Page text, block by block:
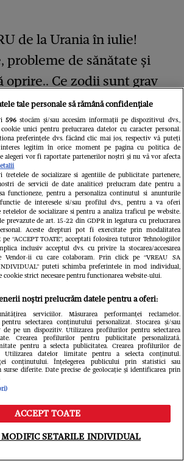
de la Urania în iulie!
probleme de sănătate
fără oprire.. Ce zodii sunt
Romica
tale personale să rămână confidențiale
596stocăm și/sau accesăm informații pe dispozitivul dvs.,
unici pentru prelucrarea datelor cu caracter personal.
preferințele dvs. făcând clic mai jos, respectiv vă puteți
legitim în orice moment pe pagina cu politica de
alegeri vor fi raportate partenerilor noștri și nu vă vor afecta
de socializare si agentiile de publicitate partenere,
de servicii de date analitice) prelucram date pentru a
functioneze, pentru a personaliza continutul si anunturile
de interesele si/sau profilul dvs., pentru a va oferi
de socializare si pentru a analiza traficul pe website.
prevazute de art. 15-22 din GDPR in legatura cu prelucrarea
Aceste drepturi pot fi exercitate prin modalitatea
“ACCEPT TOATE”, acceptati folosirea tuturor Tehnologiilor
inclusiv acceptul dvs. cu privire la stocarea/accesarea
ii cu care colaboram. Prin click pe “VREAU SA
puteti schimba preferintele in mod individual,
cookie strict necesare pentru functionarea website-ului.
noștri prelucrăm datele pentru a oferi:
serviciilor. Măsurarea performanței reclamelor.
selectarea conținutului personalizat. Stocarea și/sau
de pe un dispozitiv. Utilizarea profilurilor pentru selectarea
Crearea profilurilor pentru publicitate personalizată.
pentru a selecta publicitatea. Crearea profilurilor de
Utilizarea datelor limitate pentru a selecta conținutul.
conținutului. Înțelegerea publicului prin statistici sau
diferite. Date precise de geolocație și identificarea prin
ACCEPT TOATE
SETARILE INDIVIDUAL